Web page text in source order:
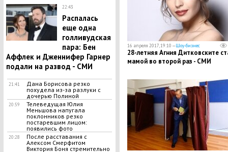
22:43
Распалась
еще одна
голливудская
пара: Бен
Аффлек и Дженнифер Гарнер
подали на развод - СМИ
21:41
Дана Борисова резко
похудела из-за разлуки с
дочерью Полиной
20:59
Телеведущая Юлия
Меньшова напугала
поклонников резко
постаревшим лицом:
появились фото
20:28
После расставания с
Алексом Смерфитом
Виктория Боня стремительно
16 апреля 2017, 19:10 —Шоу-бизнес
28-летняя Агния Дитковските
мамой во второй раз - СМИ